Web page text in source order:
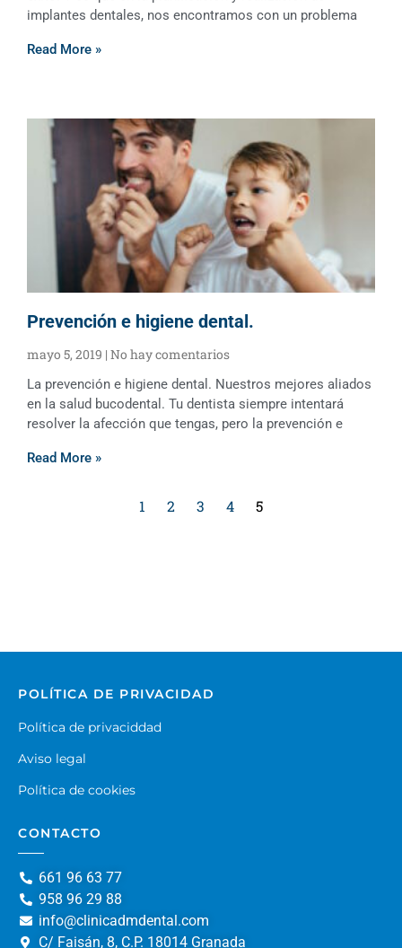
implantes dentales, nos encontramos con un problema
Read More »
Prevención e higiene dental.
mayo 5, 2019 No hay comentarios
La prevención e higiene dental. Nuestros mejores aliados
en la salud bucodental. Tu dentista siempre intentará
resolver la afección que tengas, pero la prevención e
Read More »
1 2 3 4 5
CONTACTO
661 96 63 77
958 96 29 88
info@clinicadmdental.com
C/ Faisán, 8, C.P. 18014 Granada
POLÍTICA DE PRIVACIDAD
Política de privaciddad
Aviso legal
Política de cookies